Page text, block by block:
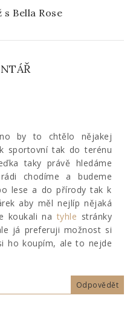
Bella Rose
by to chtělo nějakej
sportovní tak do terénu
taky právě hledáme
chodíme a budeme
lese a do přírody tak k
aby měl nejlíp nějaká
koukali na tyhle stránky
já preferuji možnost si
ho koupím, ale to nejde
Odpovědět